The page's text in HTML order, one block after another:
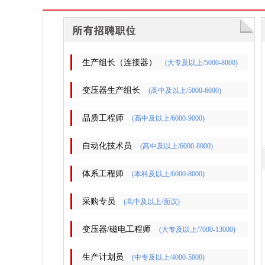
生产组长（连接器） (大专及以上/5000-8000)
变压器生产组长 (高中及以上/5000-6000)
品质工程师 (高中及以上/6000-9000)
自动化技术员 (高中及以上/6000-8000)
体系工程师 (本科及以上/6000-8000)
采购专员 (高中及以上/面议)
变压器/磁电工程师 (大专及以上/7000-13000)
生产计划员 (中专及以上/4000-5000)